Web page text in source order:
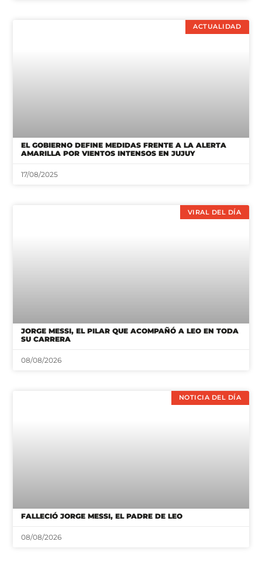
ACTUALIDAD
EL GOBIERNO DEFINE MEDIDAS FRENTE A LA ALERTA
AMARILLA POR VIENTOS INTENSOS EN JUJUY
17/08/2025
VIRAL DEL DÍA
JORGE MESSI, EL PILAR QUE ACOMPAÑÓ A LEO EN TODA
SU CARRERA
08/08/2026
NOTICIA DEL DÍA
FALLECIÓ JORGE MESSI, EL PADRE DE LEO
08/08/2026